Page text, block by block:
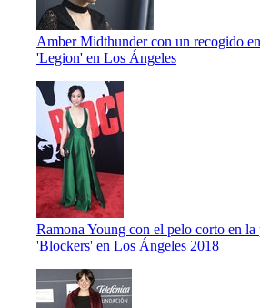
Amber Midthunder con un recogido
'Legion' en Los Ángeles
Ramona Young con el pelo corto en la
'Blockers' en Los Ángeles 2018